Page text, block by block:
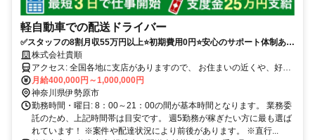
軽自動車での配送ドライバー
✅スタッフの8割月収55万円以上⭐️初期費用0円⭐️安心のサポート体制あり
（車両レンタル/事故対応等）履歴書不要！
株式会社貴順
アクセス: 全国各地に支店がありますので、 お住まいの近くや、好き
な場所で働くことが可能です。 ※自宅から車で通える範囲 ・転勤は
ありません。 ・マイカーかレンタル車両での直行直帰 ・車通勤可
月給400,000円～1,000,000円
神奈川県伊勢原市
勤務時間・曜日: 8：00～21：00の間が基本時間となります。 業務委
託のため、上記時間帯は目安です。 週5勤務が稼ぎたい方に最も選ば
れています！ ※案件や配達状況により前後があります。 ※直行...